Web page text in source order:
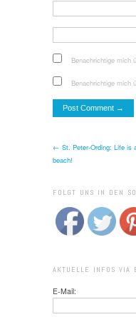
Benachrichtige mich
Benachrichtige mich
← St. Peter-Ording: Life is
beach!
FOLGT UNS IN DEN
AKTUELLE INFOS VIA
E-Mail: